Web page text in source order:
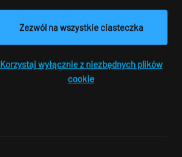
Zezwól na wszystkie ciasteczka
Korzystaj wyłącznie z niezbędnych plików
cookie